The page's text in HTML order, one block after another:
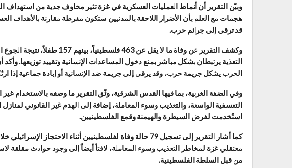
وبيّن التقرير أن أنماط العمليات العسكرية في غزة تثير مخاوف جدية من استهداف
هجمات مع العلم بأن الأضرار اللاحقة بالمدنيين ستكون مفرطة مقارنة بالأهداف
قد ترقى إلى جرائم حرب.
وكشف التقرير عن وفاة ما لا يقل عن
التغذية يرتبطان بشكل مباشر بمنع دخول المساعدات الإنسانية وتقييد توزيعها.
الحرب يشكل جريمة حرب، وقد يرقى إلى جريمة ضد الإنسانية أو إبادة جماعية إذا
وفي الضفة الغربية، بما فيها القدس الشرقية، وثّق التقرير ما وصفه بالاستخدام غير
التعسفية الواسعة، والتعذيب وسوء المعاملة، إضافة إلى الهدم غير القانوني
استُخدمت لفرض السيطرة والهيمنة وقمع الفلسطينيين.
كما أشار التقرير إلى تسجيل 79 حالة وفاة لفلسطينيين أثناء
معتقلي غزة لمخاطر التعذيب وسوء المعاملة، لافتاً أيضاً إلى وجود حوادث مقلقة
من قبل السلطة الفلسطينية.